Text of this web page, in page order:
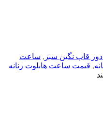
قاپ نگین سبز , ساعت
, قیمت ساعت هابلوت زنانه